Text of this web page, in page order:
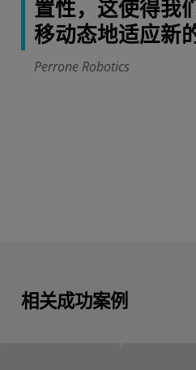
置性，这使得我
移动态地适应新
Perrone Robotics
相关成功案例